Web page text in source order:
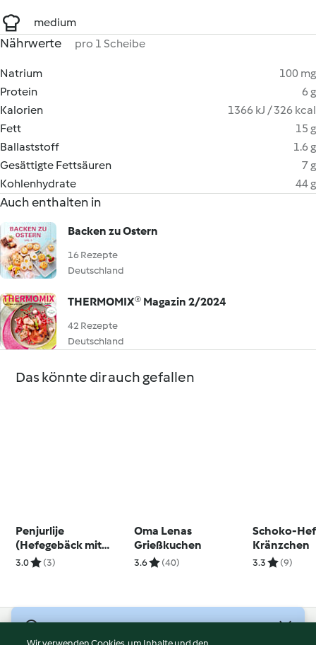
medium
Nährwerte pro 1 Scheibe
Natrium
100 mg
Protein
6 g
Kalorien
1366 kJ / 326 kcal
Fett
15 g
Ballaststoff
1.6 g
Gesättigte Fettsäuren
7 g
Kohlenhydrate
44 g
Auch enthalten in
Backen zu Ostern
16 Rezepte
Deutschland
THERMOMIX® Magazin 2/2024
42 Rezepte
Deutschland
Das könnte dir auch gefallen
Penjurlije
(Hefegebäck mit
Schafskäse)
3.0 (3)
Oma Lenas
Grießkuchen
3.6 (40)
Schoko-
Kränzchen
3.3 (9)